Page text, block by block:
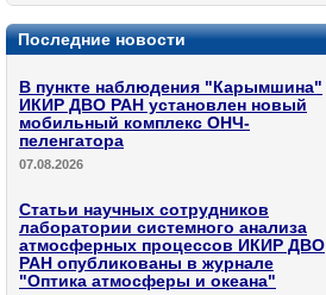
Последние новости
В пункте наблюдения "Карымшина"
ИКИР ДВО РАН установлен новый
мобильный комплекс ОНЧ-
пеленгатора
07.08.2026
Статьи научных сотрудников
лаборатории системного анализа
атмосферных процессов ИКИР ДВО
РАН опубликованы в журнале
"Оптика атмосферы и океана"